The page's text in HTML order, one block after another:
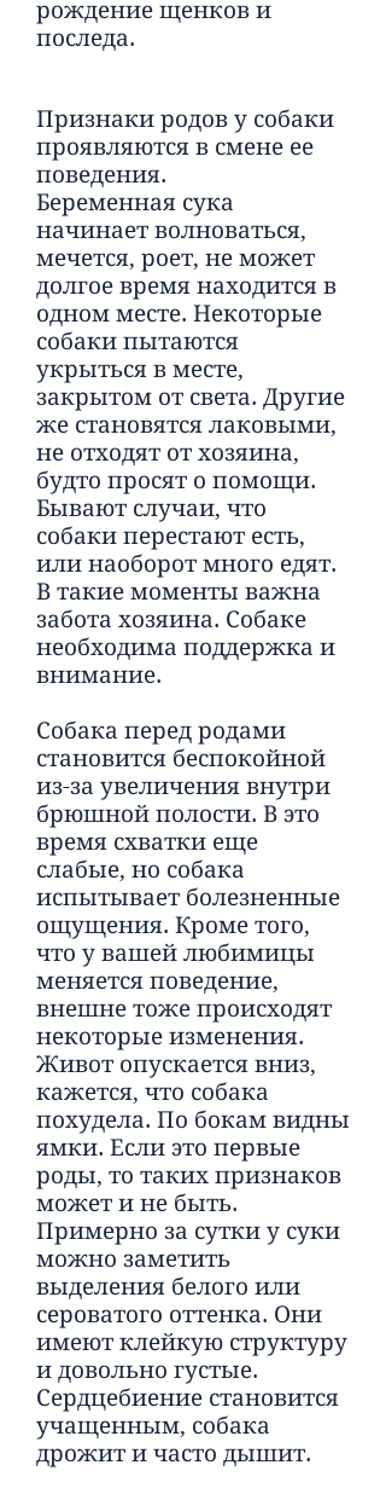
рождение щенков и
последа.
Признаки родов у собаки
проявляются в смене ее
поведения.
Беременная сука
начинает волноваться,
мечется, роет, не может
долгое время находится в
одном месте. Некоторые
собаки пытаются
укрыться в месте,
закрытом от света. Другие
же становятся лаковыми,
не отходят от хозяина,
будто просят о помощи.
Бывают случаи, что
собаки перестают есть,
или наоборот много едят.
В такие моменты важна
забота хозяина. Собаке
необходима поддержка и
внимание.
Собака перед родами
становится беспокойной
из-за увеличения внутри
брюшной полости. В это
время схватки еще
слабые, но собака
испытывает болезненные
ощущения. Кроме того,
что у вашей любимицы
меняется поведение,
внешне тоже происходят
некоторые изменения.
Живот опускается вниз,
кажется, что собака
похудела. По бокам видны
ямки. Если это первые
роды, то таких признаков
может и не быть.
Примерно за сутки у суки
можно заметить
выделения белого или
сероватого оттенка. Они
имеют клейкую структуру
и довольно густые.
Сердцебиение становится
учащенным, собака
дрожит и часто дышит.